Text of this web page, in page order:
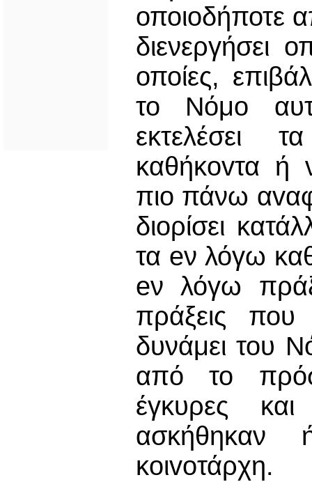
οποιοδήποτε
διενεργήσει
οποίες,
το Νόμο
εκτελέσει
καθήκovτα ή
πιο πάνω
διορίσει
τα eν λόγω
eν λόγω
πράξεις που
δυνάμει του
από το
έγκυρες
ασκήθηκαν
κoιvoτάρχη.